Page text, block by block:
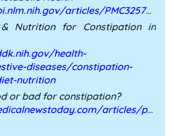
https://pmc.ncbi.nlm.nih.gov/articles/PMC3257631/
Nutrition for Constipation in
health-
diseases/constipation-
nutrition
or bad for constipation?
articles/